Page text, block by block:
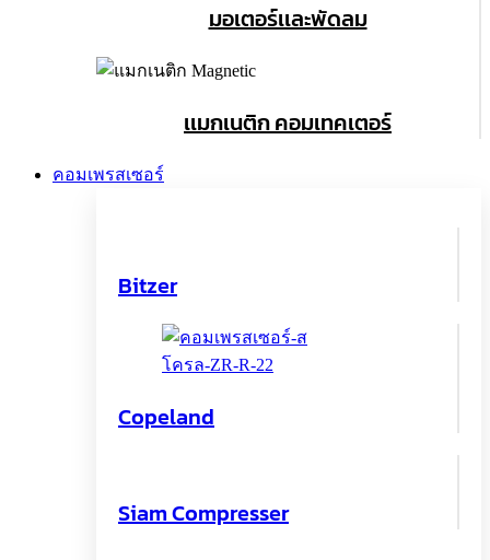
มอเตอร์เเละพัดลม
เเมกเนติก คอมเทคเตอร์
คอมเพรสเซอร์
Bitzer
Copeland
Siam Compresser